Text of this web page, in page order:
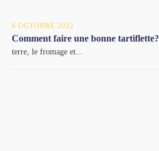
6 OCTOBRE 2022
Comment faire une bonne tartiflette?
terre, le fromage et...